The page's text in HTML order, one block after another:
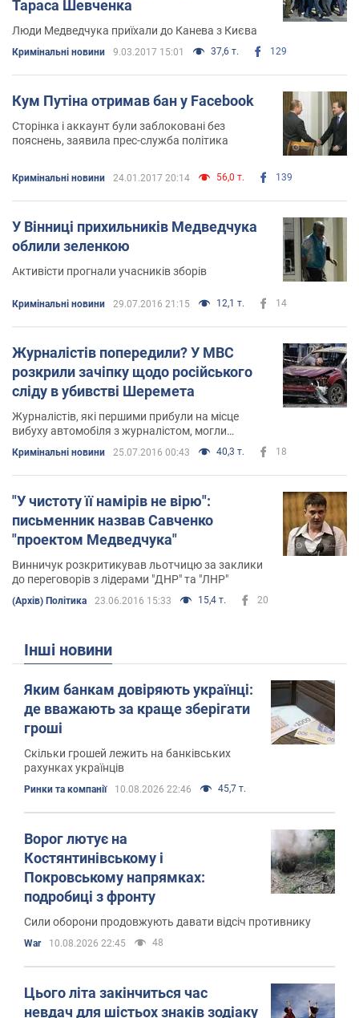
Тараса Шевченка
Люди Медведчука приїхали до Канева з Києва
Кримінальні новини 9.03.2017 15:01 37,6 т. 129
Кум Путіна отримав бан у Facebook
Сторінка і аккаунт були заблоковані без
пояснень, заявила прес-служба політика
Кримінальні новини 24.01.2017 20:14 56,0 т. 139
У Вінниці прихильників Медведчука
облили зеленкою
Активісти прогнали учасників зборів
Кримінальні новини 29.07.2016 21:15 12,1 т. 14
Журналістів попередили? У МВС
розкрили зачіпку щодо російського
сліду в убивстві Шеремета
Журналістів, які першими прибули на місце
вибуху автомобіля з журналістом, могли
попередити про його вбивство
Кримінальні новини 25.07.2016 00:43 40,3 т. 18
"У чистоту її намірів не вірю":
письменник назвав Савченко
"проектом Медведчука"
Винничук розкритикував льотчицю за заклики
до переговорів з лідерами "ДНР" та "ЛНР"
(Архів) Політика 23.06.2016 15:33 15,4 т. 20
Інші новини
Яким банкам довіряють українці:
де вважають за краще зберігати
гроші
Скільки грошей лежить на банківських
рахунках українців
Ринки та компанії 10.08.2026 22:46 45,7 т.
Ворог лютує на
Костянтинівському і
Покровському напрямках:
подробиці з фронту
Сили оборони продовжують давати відсіч противнику
War 10.08.2026 22:45 48
Цього літа закінчиться час
невдач для шістьох знаків зодіаку